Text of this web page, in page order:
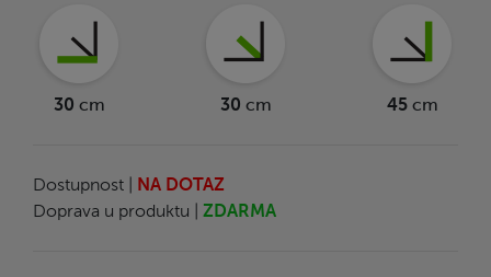
30 cm 30 cm 45 cm
Dostupnost |
NA DOTAZ
Doprava u produktu | ZDARMA